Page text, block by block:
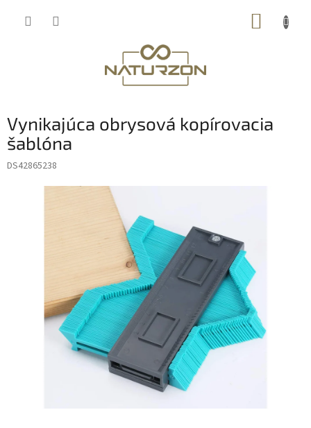
Vynikajúca obrysová kopírovacia
šablóna
DS42865238